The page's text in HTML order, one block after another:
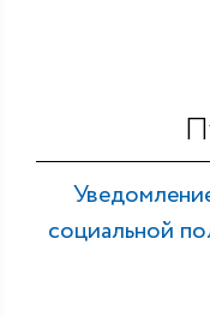
социальной